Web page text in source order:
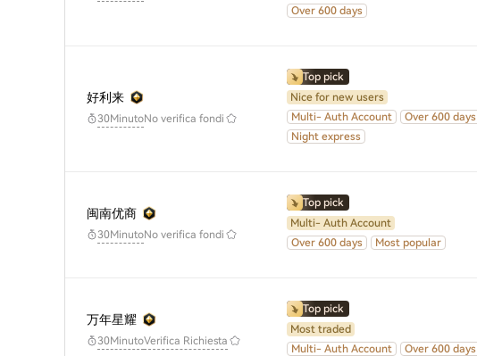
Over 600 days
好利来
30MinutoNo verifica fondi
Top pick
Nice for new users
Multi- Auth Account
Over 600 days
Night express
闽南优商
30MinutoNo verifica fondi
Top pick
Multi- Auth Account
Over 600 days
Most popular
万年星耀
30MinutoVerifica Richiesta
Top pick
Most traded
Multi- Auth Account
Over 600 days